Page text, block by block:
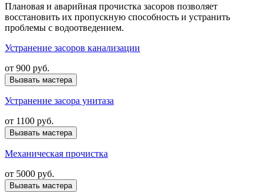
Плановая и аварийная прочистка засоров позволяет
восстановить их пропускную способность и устранить
проблемы с водоотведением.
Устранение засоров канализации
от 900 руб.
Вызвать мастера
Устранение засора унитаза
от 1100 руб.
Вызвать мастера
Механическая прочистка
от 5000 руб.
Вызвать мастера